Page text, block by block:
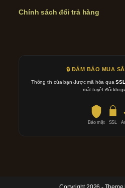
Chính sách đổi trả hàng
🔒 ĐẢM BẢO MUA
Thông tin của bạn được mã hóa qua
mật tuyệt đối khi
Bảo mật SSL